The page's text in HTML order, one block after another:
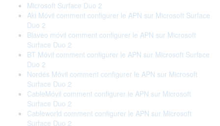
Microsoft Surface Duo 2
Aki Móvil comment configurer le APN sur Microsoft Surface
Duo 2
Blaveo móvil comment configurer le APN sur Microsoft
Surface Duo 2
BT Móvil comment configurer le APN sur Microsoft Surface
Duo 2
Nordés Móvil comment configurer le APN sur Microsoft
Surface Duo 2
CableMóvil comment configurer le APN sur Microsoft
Surface Duo 2
Cableworld comment configurer le APN sur Microsoft
Surface Duo 2